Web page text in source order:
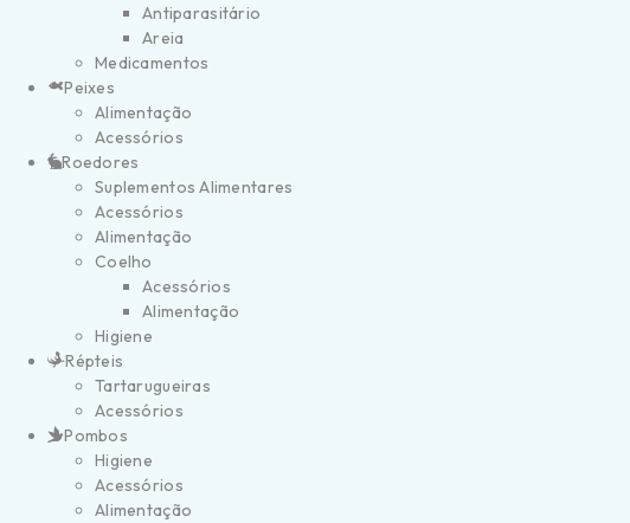
Antiparasitário
Areia
Medicamentos
Peixes
Alimentação
Acessórios
Roedores
Suplementos Alimentares
Acessórios
Alimentação
Coelho
Acessórios
Alimentação
Higiene
Répteis
Tartarugueiras
Acessórios
Pombos
Higiene
Acessórios
Alimentação